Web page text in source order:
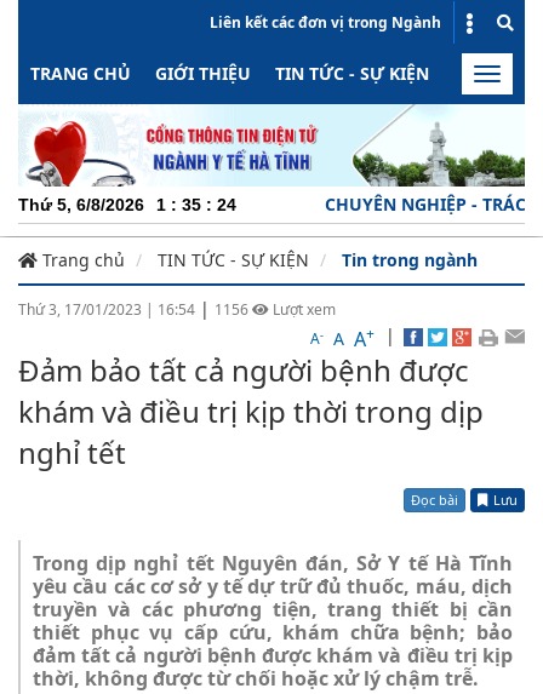
Liên kết các đơn vị trong Ngành
TRANG CHỦ GIỚI THIỆU TIN TỨC - SỰ KIỆN HOẠT
Toggle
Thứ 5, 6/8/2026 1 : 35 : 24 CHUYÊN NGHIỆP - TRÁCH
Trang chủ TIN TỨC - SỰ KIỆN Tin trong ngành
Thứ 3, 17/01/2023 | 16:54 | 1156
Lượt xem
A- A A+ |
Đảm bảo tất cả người bệnh được
khám và điều trị kịp thời trong dịp
nghỉ tết
Đọc bài Lưu
Trong dịp nghỉ tết Nguyên đán, Sở Y tế Hà Tĩnh
yêu cầu các cơ sở y tế dự trữ đủ thuốc, máu, dịch
truyền và các phương tiện, trang thiết bị cần
thiết phục vụ cấp cứu, khám chữa bệnh; bảo
đảm tất cả người bệnh được khám và điều trị kịp
thời, không được từ chối hoặc xử lý chậm trễ.